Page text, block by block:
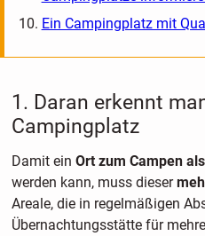
Ein Campingplatz mit
1. Daran erkennt
Campingplatz
Damit ein Ort zum Campen
werden kann, muss dieser
Areale, die in regelmäßigen
Übernachtungsstätte für